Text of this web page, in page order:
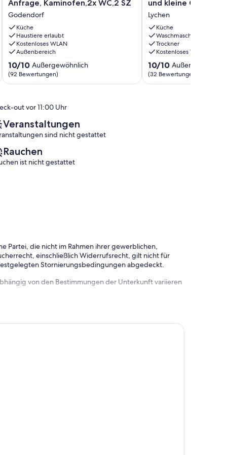
See
300m,Ruderboot,
Hund
auf
Anfrage,
Kaminofen,2x
WC,2
SZ
Godendorf
Anfrage, Kaminofen,2x WC,2 SZ
Godendorf
Küche
Haustiere erlaubt
Kostenloses WLAN
Außenbereich
10.0
von
10,
Bewertungen)
10/10 Außergewöhnlich
(92 Bewertungen)
der
Uckermark
-
ideal
für
Familien
und
kleine
Gruppen
und kleine Gruppen
Lychen
Küche
Waschmaschine
Trockner
Kostenloses WLAN
10.0
von
10,
10/10
(32 Bewertungen)
out vor 11:00 Uhr
Veranstaltungen
sind nicht gestattet
Rauchen
ist nicht gestattet
Partei, die nicht im Rahmen ihrer gewerblichen,
einschließlich Widerrufsrecht, gilt nicht für
Stornierungsbedingungen abgedeckt.
von den Bestimmungen der Unterkunft variieren